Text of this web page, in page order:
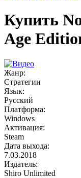
Купить
Age
Жанр:
Стратегии
Язык:
Русский
Платформа:
Windows
Активация:
Steam
Дата выхода:
7.03.2018
Издатель:
Shiro Unlimited